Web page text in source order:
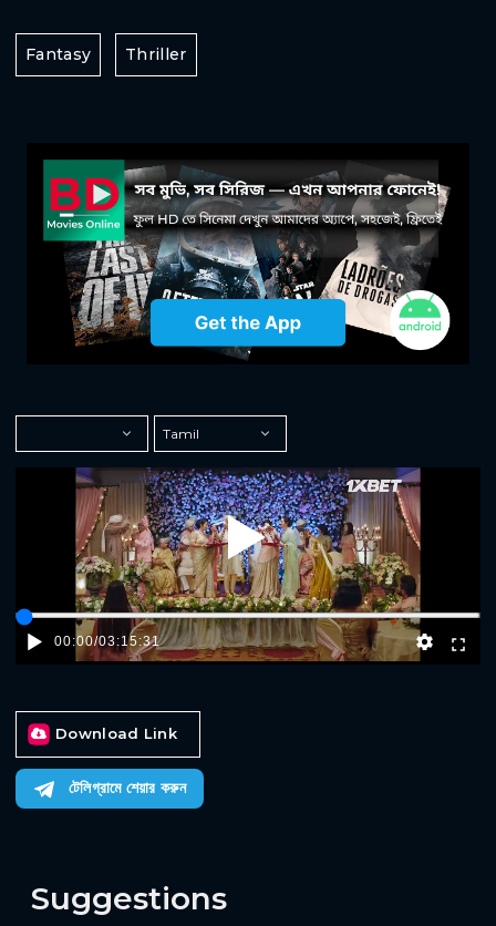
Fantasy Thriller
Play
00:00/03:15:31
Download Link
টেলিগ্রামে শেয়ার করুন
Suggestions